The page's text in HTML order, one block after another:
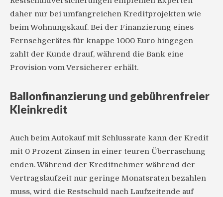
daher nur bei umfangreichen Kreditprojekten wie
beim Wohnungskauf. Bei der Finanzierung eines
Fernsehgerätes für knappe 1000 Euro hingegen
zahlt der Kunde drauf, während die Bank eine
Provision vom Versicherer erhält.
Ballonfinanzierung und gebührenfreier
Kleinkredit
Auch beim Autokauf mit Schlussrate kann der Kredit
mit 0 Prozent Zinsen in einer teuren Überraschung
enden. Während der Kreditnehmer während der
Vertragslaufzeit nur geringe Monatsraten bezahlen
muss, wird die Restschuld nach Laufzeitende auf